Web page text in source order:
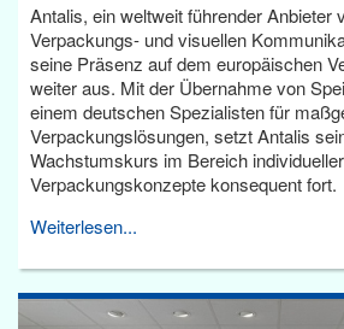
Antalis, ein weltweit führender Anbieter
Verpackungs- und visuellen
seine Präsenz auf dem europäischen
weiter aus. Mit der Übernahme von
einem deutschen Spezialisten für
Verpackungslösungen, setzt Antalis
Wachstumskurs im Bereich individueller
Verpackungskonzepte konsequent fort.
Weiterlesen...